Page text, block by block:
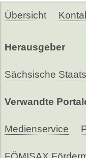
Übersicht
Herausgeber
Sächsische
Verwandte
Medienservice